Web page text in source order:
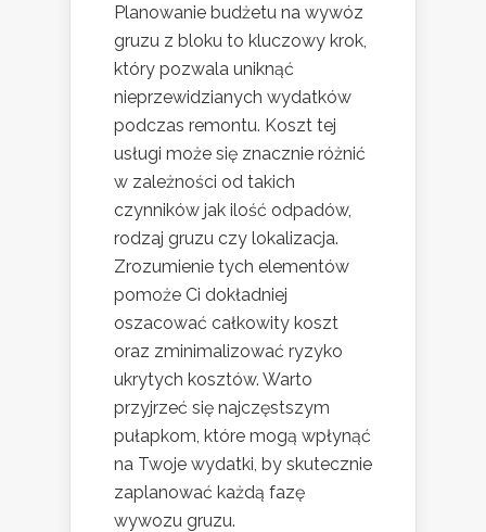
Planowanie budżetu na wywóz
gruzu z bloku to kluczowy krok,
który pozwala uniknąć
nieprzewidzianych wydatków
podczas remontu. Koszt tej
usługi może się znacznie różnić
w zależności od takich
czynników jak ilość odpadów,
rodzaj gruzu czy lokalizacja.
Zrozumienie tych elementów
pomoże Ci dokładniej
oszacować całkowity koszt
oraz zminimalizować ryzyko
ukrytych kosztów. Warto
przyjrzeć się najczęstszym
pułapkom, które mogą wpłynąć
na Twoje wydatki, by skutecznie
zaplanować każdą fazę
wywozu gruzu.